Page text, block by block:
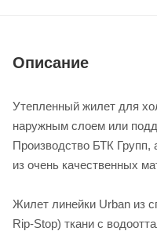
Описание
Утепленный жилет для
наружным слоем или
Производство БТК Групп,
из очень качественных
Жилет линейки Urban из
Rip-Stop) ткани с